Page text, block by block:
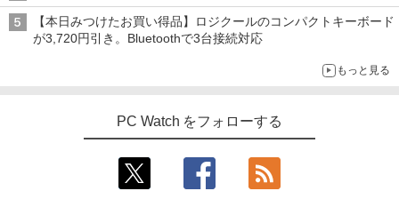
【本日みつけたお買い得品】ロジクールのコンパクトキーボード
が3,720円引き。Bluetoothで3台接続対応
もっと見る
PC Watch をフォローする